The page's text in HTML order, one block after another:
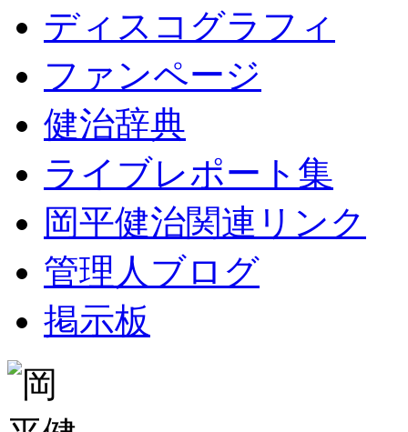
ディスコグラフィ
ファンページ
健治辞典
ライブレポート集
岡平健治関連リンク
管理人ブログ
掲示板